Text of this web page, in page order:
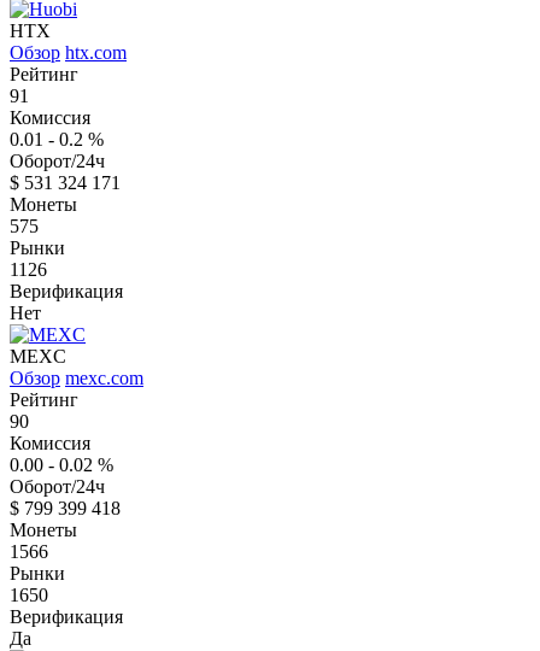
HTX
Обзор htx.com
Рейтинг
91
Комиссия
0.01 - 0.2 %
Оборот/24ч
$ 531 324 171
Монеты
575
Рынки
1126
Верификация
Нет
MEXC
Обзор mexc.com
Рейтинг
90
Комиссия
0.00 - 0.02 %
Оборот/24ч
$ 799 399 418
Монеты
1566
Рынки
1650
Верификация
Да